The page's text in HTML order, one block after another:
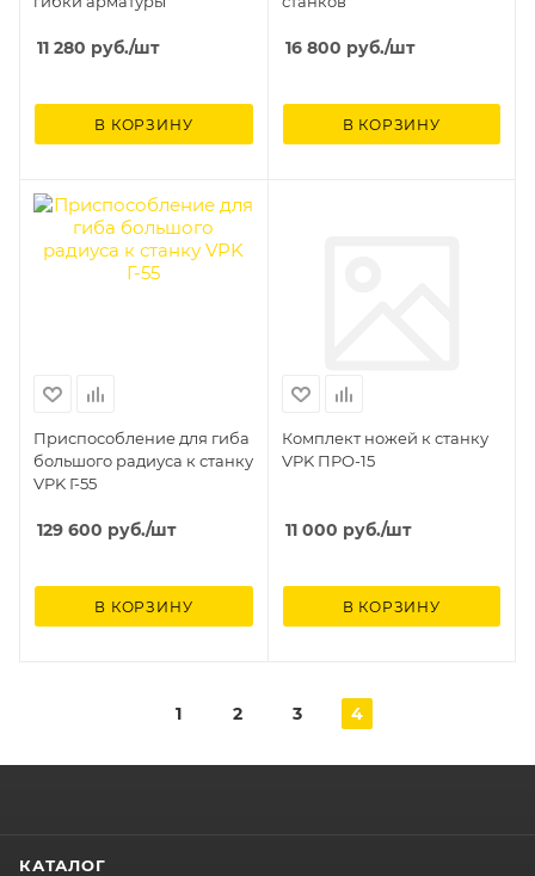
11 280 руб./шт
В КОРЗИНУ
16 800 руб./шт
В КОРЗИНУ
Приспособление для гиба
большого радиуса к станку
VPK Г-55
129 600 руб./шт
В КОРЗИНУ
Комплект ножей к станку
VPK ПРО-15
11 000 руб./шт
В КОРЗИНУ
1 2 3 4
КАТАЛОГ